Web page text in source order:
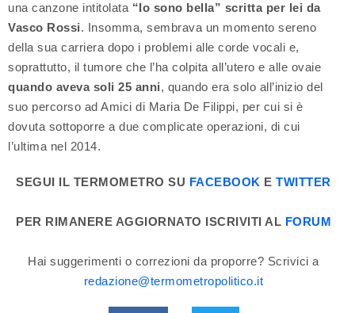
una canzone intitolata “Io sono bella” scritta per lei da
Vasco Rossi. Insomma, sembrava un momento sereno
della sua carriera dopo i problemi alle corde vocali e,
soprattutto, il tumore che l’ha colpita all’utero e alle ovaie
quando aveva soli 25 anni, quando era solo all’inizio del
suo percorso ad Amici di Maria De Filippi, per cui si è
dovuta sottoporre a due complicate operazioni, di cui
l’ultima nel 2014.
SEGUI IL TERMOMETRO SU FACEBOOK ETWITTER
PER RIMANERE AGGIORNATO ISCRIVITI AL FORUM
Hai suggerimenti o correzioni da proporre? Scrivici a
redazione@termometropolitico.it